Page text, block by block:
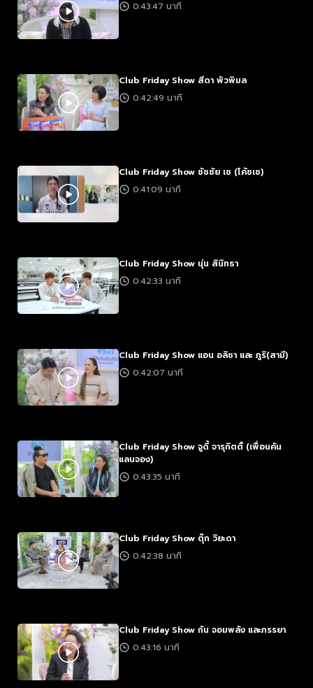
0:43:47 นาที
Club Friday Show สีดา พัวพิมล
0:42:49 นาที
Club Friday Show ชัชชัย เช (โค้ชเช)
0:41:09 นาที
Club Friday Show นุ่น สินิทธา
0:42:33 นาที
Club Friday Show แอน อลิชา และ ภูริ(สามี)
0:42:07 นาที
Club Friday Show จูดี้ จารุกิตติ์ (เพื่อนคัน
แลนจอง)
0:43:35 นาที
Club Friday Show ตุ๊ก วิยะดา
0:42:38 นาที
Club Friday Show กัน จอมพลัง และภรรยา
0:43:16 นาที